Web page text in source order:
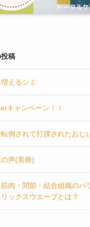
稿
えるシミ
キャンペーン！！
倒されて打撲されたおじ
声(美療)
肉・関節・結合組織のバ
ックスウエーブとは？